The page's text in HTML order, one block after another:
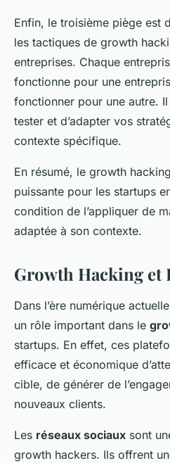
Enfin, le troisième piège est
les tactiques de growth
entreprises. Chaque
fonctionne pour une
fonctionner pour une autre.
tester et d’adapter vos
contexte spécifique.
En résumé, le growth
puissante pour les startups
condition de l’appliquer de
adaptée à son contexte.
Growth Hacking et
Dans l’ère numérique
un rôle important dans le
startups. En effet, ces
efficace et économique
cible, de générer de
nouveaux clients.
Les réseaux sociaux sont
growth hackers. Ils offrent